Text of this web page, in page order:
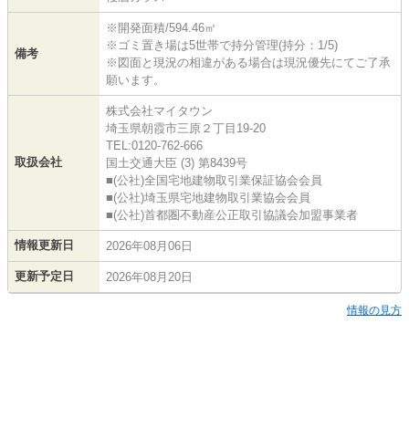
備考
※開発面積/594.46㎡
※ゴミ置き場は5世帯で持分管理(持分：1/5)
※図面と現況の相違がある場合は現況優先にてご了承
願います。
取扱会社
株式会社マイタウン
埼玉県朝霞市三原２丁目19-20
TEL:0120-762-666
国土交通大臣 (3) 第8439号
■(公社)全国宅地建物取引業保証協会会員
■(公社)埼玉県宅地建物取引業協会会員
■(公社)首都圏不動産公正取引協議会加盟事業者
情報更新日 2026年08月06日
更新予定日 2026年08月20日
情報の見方